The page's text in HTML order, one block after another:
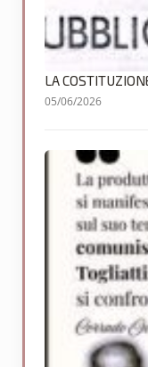
LA
05/06/2026